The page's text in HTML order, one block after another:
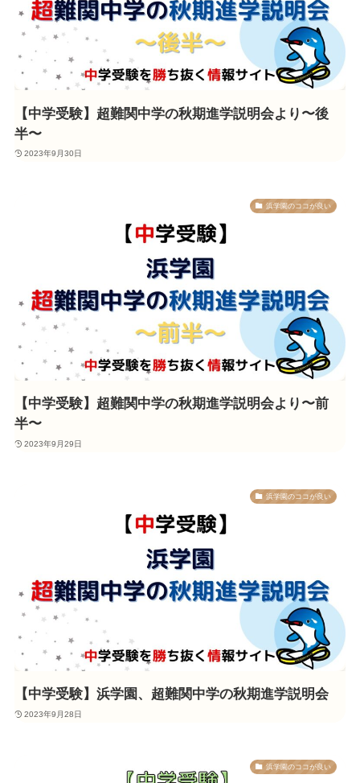
【中学受験】超難関中学の秋期進学説明会より〜後
半〜
2023年9月30日
浜学園のココが良い
【中学受験】超難関中学の秋期進学説明会より〜前
半〜
2023年9月29日
浜学園のココが良い
【中学受験】浜学園、超難関中学の秋期進学説明会
2023年9月28日
浜学園のココが良い